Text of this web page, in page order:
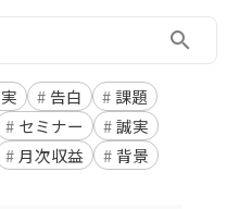
search
告白
課題
セミナー
誠実
月次収益 背景